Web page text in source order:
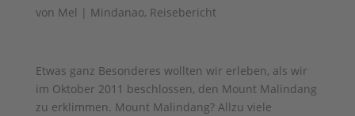
von Mel | Mindanao, Reisebericht
Etwas ganz Besonderes wollten wir erleben, als wir
im Oktober 2011 beschlossen, den Mount Malindang
zu erklimmen. Mount Malindang? Allzu viele